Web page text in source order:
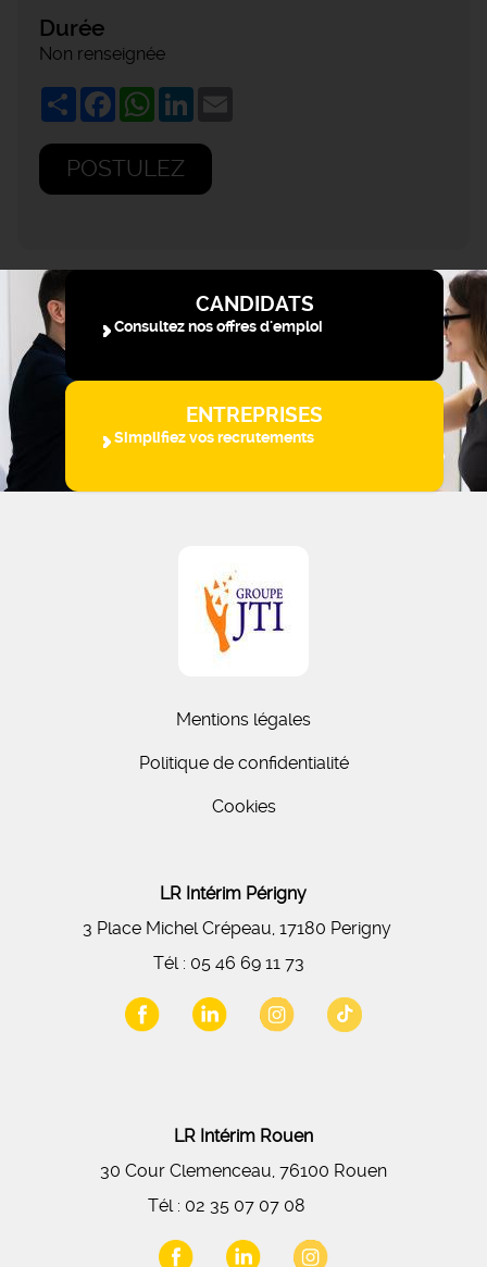
Durée
Non renseignée
ShareFacebookWhatsApp
LinkedIn
POSTULEZ
CANDIDATS
Consultez nos offres d'emploi
ENTREPRISES
Simplifiez vos recrutements
Mentions légales
Politique de confidentialité
Cookies
LR Intérim Périgny
3 Place Michel Crépeau, 17180 Perigny
Tél : 05 46 69 11 73
LR Intérim Rouen
30 Cour Clemenceau, 76100 Rouen
Tél : 02 35 07 07 08